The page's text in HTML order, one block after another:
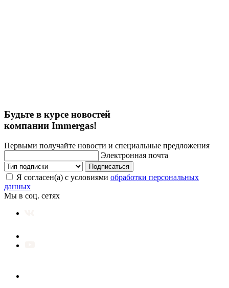
Будьте в курсе новостей
компании Immergas!
Первыми получайте новости и специальные предложения
Электронная почта
Подписаться
Я согласен(а) с условиями обработки персональных
данных
Мы в соц. сетях